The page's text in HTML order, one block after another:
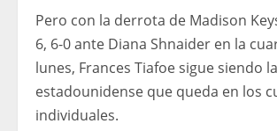
Pero con la derrota de Madison
6, 6-0 ante Diana Shnaider en la
lunes, Frances Tiafoe sigue siendo
estadounidense que queda en los
individuales.